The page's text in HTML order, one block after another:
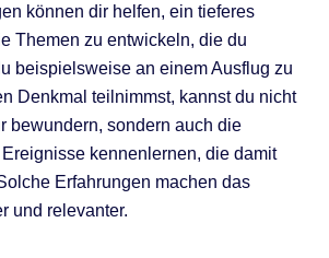
können dir helfen, ein tieferes
Themen zu entwickeln, die du
beispielsweise an einem Ausflug zu
Denkmal teilnimmst, kannst du nicht
bewundern, sondern auch die
kennenlernen, die damit
Erfahrungen machen das
und relevanter.